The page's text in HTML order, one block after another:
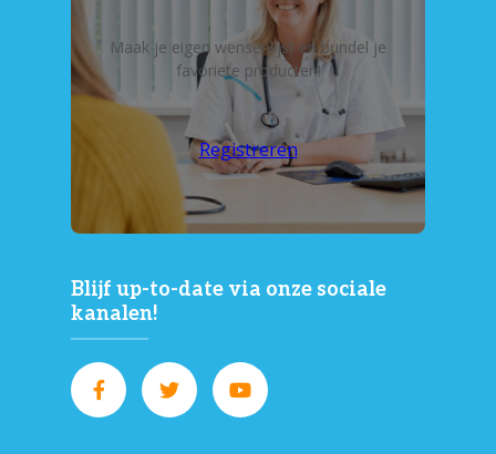
Maak je eigen wensenlijst en bundel je
favoriete producten!
Registreren
Blijf up-to-date via onze sociale
kanalen!